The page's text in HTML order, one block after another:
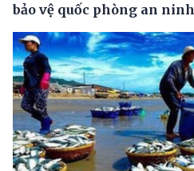
bảo vệ quốc phòng an ninh